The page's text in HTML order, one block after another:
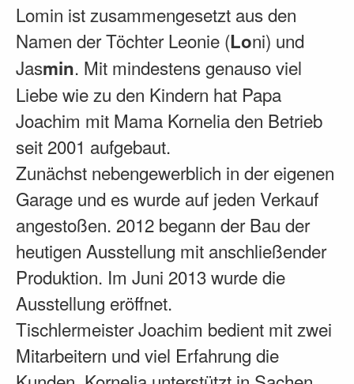
Lomin ist zusammengesetzt aus den
Namen der Töchter Leonie (Loni) und
Jasmin. Mit mindestens genauso viel
Liebe wie zu den Kindern hat Papa
Joachim mit Mama Kornelia den Betrieb
seit 2001 aufgebaut.
Zunächst nebengewerblich in der eigenen
Garage und es wurde auf jeden Verkauf
angestoßen. 2012 begann der Bau der
heutigen Ausstellung mit anschließender
Produktion. Im Juni 2013 wurde die
Ausstellung eröffnet.
Tischlermeister Joachim bedient mit zwei
Mitarbeitern und viel Erfahrung die